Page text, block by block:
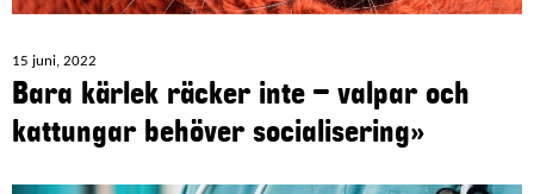
15 juni, 2022
Bara kärlek räcker inte – valpar och
kattungar behöver socialisering»